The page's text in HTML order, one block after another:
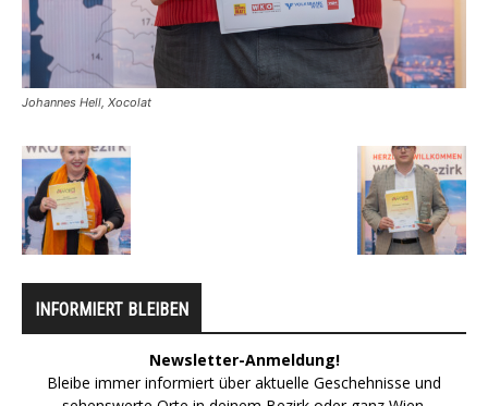
Johannes Hell, Xocolat
INFORMIERT BLEIBEN
Newsletter-Anmeldung!
Bleibe immer informiert über aktuelle Geschehnisse und